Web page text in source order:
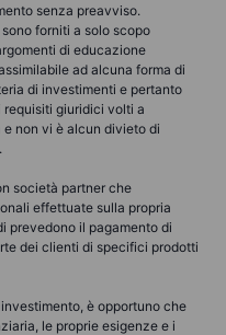
senza preavviso.
forniti a solo scopo
di educazione
ad alcuna forma di
di investimenti e pertanto
requisiti giuridici volti a
e non vi è alcun divieto di
società partner che
effettuate sulla propria
prevedono il pagamento di
dei clienti di specifici prodotti
è opportuno che
le proprie esigenze e i